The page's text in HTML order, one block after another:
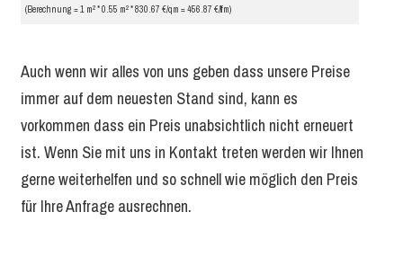
(Berechnung = 1 m2* 0.55 m2* 830.67 €/qm = 456.87 €/lfm)
Auch wenn wir alles von uns geben dass unsere Preise
immer auf dem neuesten Stand sind, kann es
vorkommen dass ein Preis unabsichtlich nicht erneuert
ist. Wenn Sie mit uns in Kontakt treten werden wir Ihnen
gerne weiterhelfen und so schnell wie möglich den Preis
für Ihre Anfrage ausrechnen.